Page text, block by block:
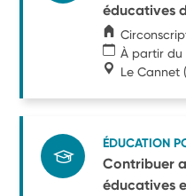
éducatives
À partir du
Le Cannet
ÉDUCATION
Contribuer
éducatives